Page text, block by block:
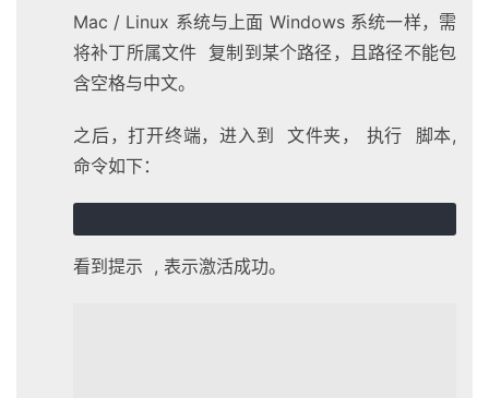
Mac / Linux 系统与上面 Windows 系统一样，需
将补丁所属文件 复制到某个路径，且路径不能包
含空格与中文。
之后，打开终端，进入到 文件夹， 执行 脚本,
命令如下：
看到提示 , 表示激活成功。